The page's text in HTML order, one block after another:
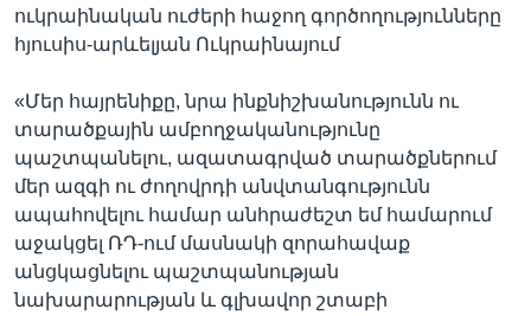
ուկրաինական ուժերի հաջող գործողությունները
հյուսիս-արևելյան Ուկրաինայում
«Մեր հայրենիքը, նրա ինքնիշխանությունն ու
տարածքային ամբողջականությունը
պաշտպանելու, ազատագրված տարածքներում
մեր ազգի ու ժողովրդի անվտանգությունն
ապահովելու համար անհրաժեշտ եմ համարում
աջակցել ՌԴ-ում մասնակի զորահավաք
անցկացնելու պաշտպանության
նախարարության և գլխավոր շտաբի